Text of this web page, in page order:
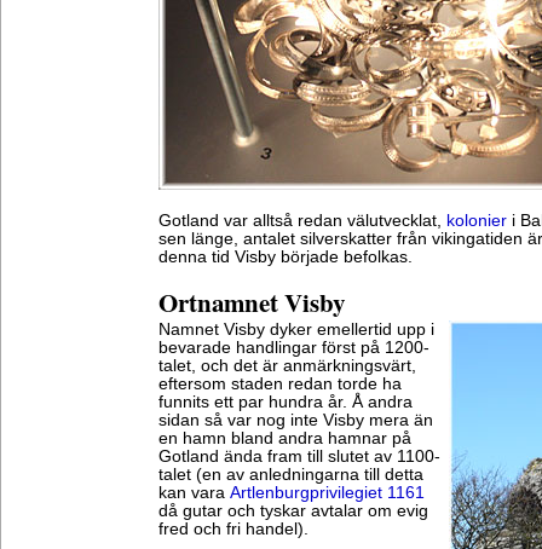
Gotland var alltså redan välutvecklat, kolonier i
sen länge, antalet silverskatter från vikingatiden
denna tid Visby började befolkas.
Ortnamnet Visby
Namnet Visby dyker emellertid upp i
bevarade handlingar först på 1200-
talet, och det är anmärkningsvärt,
eftersom staden redan torde ha
funnits ett par hundra år. Å andra
sidan så var nog inte Visby mera än
en hamn bland andra hamnar på
Gotland ända fram till slutet av 1100-
talet (en av anledningarna till detta
kan vara Artlenburgprivilegiet 1161
då gutar och tyskar avtalar om evig
fred och fri handel).